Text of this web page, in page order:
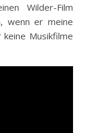
Wilder-Film
wenn er meine
Musikfilme